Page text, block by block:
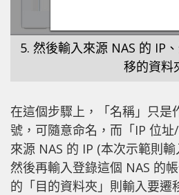
5. 然後輸入來源 NAS 的 IP
移的資料
在這個步驟上，「名稱」只是
號，可隨意命名，而「IP 位
來源 NAS 的 IP (本次示範則輸
然後再輸入登錄這個 NAS 的
的「目的資料夾」則輸入要遷